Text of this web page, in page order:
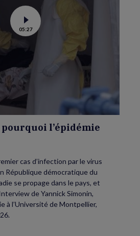
Voir
la
vidéo
Ebola
RDC
:
pourquoi
l’épidémie
05:27
pourquoi l’épidémie
cas d’infection par le virus
République démocratique du
se propage dans le pays, et
de Yannick Simonin,
à l’Université de Montpellier,